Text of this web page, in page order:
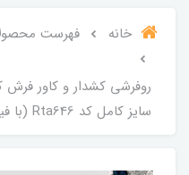
خانه فهرست
روفرشی کشدار و کاور فرش
سایز کامل کد Rta646 (با فیلم)